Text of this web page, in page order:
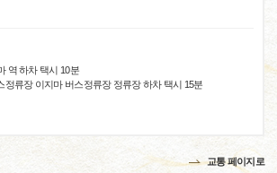
역 하차 택시 10분
정류장 이지마 버스정류장 정류장 하차 택시 15분
교통 페이지로